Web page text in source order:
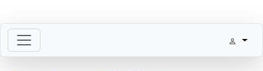
Bitte schickt Eure Datenkarten vor 82 an die Sternzeit